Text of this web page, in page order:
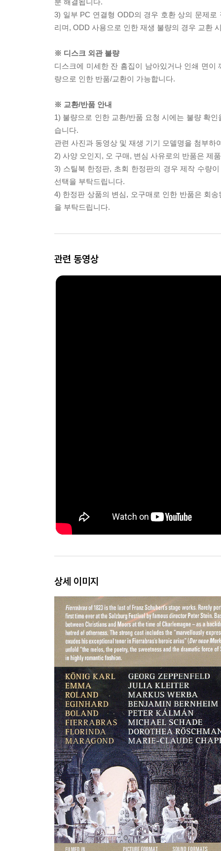
분 해결됩니다.
3) 일부 PC 연결형 ODD의 경우 호환 상의 문제
리며, ODD 사용으로 인한 재생 불량의 경우 교환
※ 디스크 외관 불량
디스크에 미세한 잔 흠집이 남아있거나 인쇄 면
량으로 인한 반품/교환이 가능합니다.
※ 교환/반품 안내
1) 불량으로 인한 교환/반품 요청 시에는 불량 확
습니다.
관련 사진과 동영상 및 재생 기기 모델명을 첨부하
2) 사양 오인지, 오 구매, 변심 사유로의 반품은 제
3) 스틸북 한정판, 초회 한정판의 경우 제작 수량
선택을 부탁드립니다.
4) 한정판 상품의 변심, 오구매로 인한 반품은 회
을 부탁드립니다.
관련 동영상
상세 이미지